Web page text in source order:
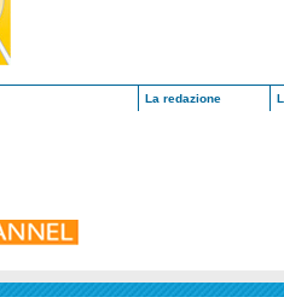
La redazione